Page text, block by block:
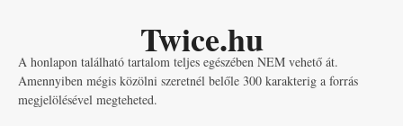
Twice.hu
A honlapon található tartalom teljes egészében NEM vehető át.
Amennyiben mégis közölni szeretnél belőle 300 karakterig a forrás
megjelölésével megteheted.